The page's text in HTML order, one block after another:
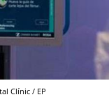
Clínic / EP